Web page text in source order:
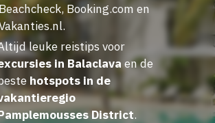
Beachcheck, Booking.com en
leuke reistips voor
in Balaclava en de
hotspots in de
District.